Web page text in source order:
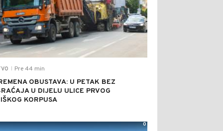
Pre 44 min
OBUSTAVA: U PETAK BEZ
U DIJELU ULICE PRVOG
KORPUSA
0